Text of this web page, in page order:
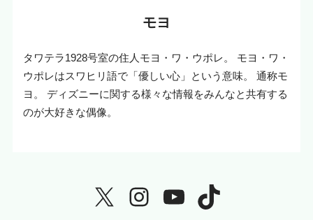
モヨ
タワテラ1928号室の住人モヨ・ワ・ウポレ。 モヨ・ワ・
ウポレはスワヒリ語で「優しい心」という意味。 通称モ
ヨ。 ディズニーに関する様々な情報をみんなと共有する
のが大好きな偶像。